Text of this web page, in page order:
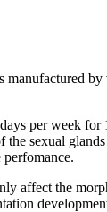
manufactured by
per week for
sexual
affect the